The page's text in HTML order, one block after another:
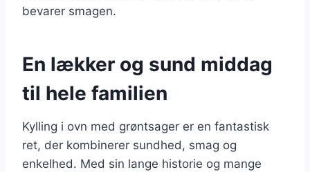
bevarer smagen.
En lækker og sund middag
til hele familien
Kylling i ovn med grøntsager er en fantastisk
ret, der kombinerer sundhed, smag og
enkelhed. Med sin lange historie og mange